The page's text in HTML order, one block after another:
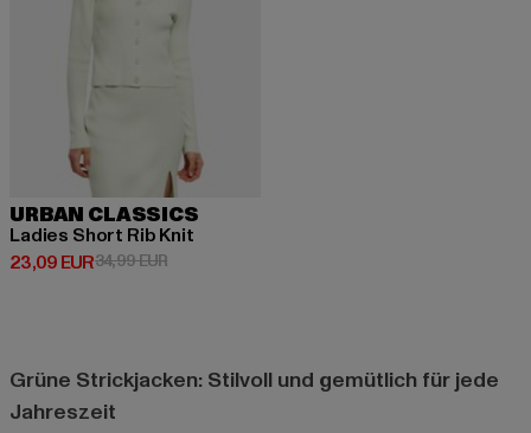
URBAN CLASSICS
Ladies Short Rib Knit
23,09 EUR
Derzeitiger Preis: 23,09 EUR
34,99 EURAktionspreis: 34,99 EUR
Grüne Strickjacken: Stilvoll und gemütlich für jede
Jahreszeit